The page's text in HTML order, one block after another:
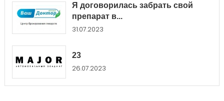
Я договорилась забрать свой
препарат в...
31.07.2023
23
26.07.2023